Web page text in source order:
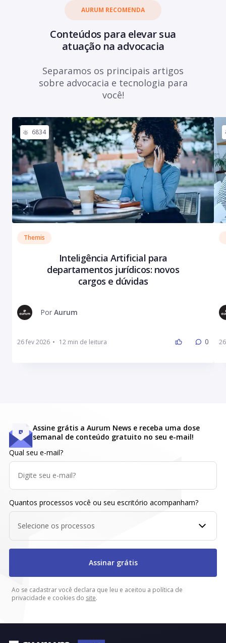
AURUM RECOMENDA
Conteúdos para elevar sua
atuação na advocacia
Separamos os principais artigos
sobre advocacia e tecnologia para
você!
6834
Themis
Inteligência Artificial para
departamentos jurídicos: novos
cargos e dúvidas
Por Aurum
26 fev 2026 • 0
Assine grátis a Aurum News e receba uma dose
semanal de conteúdo gratuito no seu e-mail!
Qual seu e-mail?
Quantos processos você ou seu escritório acompanham?
Selecione os processos
Assinar grátis
Ao se cadastrar você declara que leu e aceitou a política de
privacidade e cookies do site.